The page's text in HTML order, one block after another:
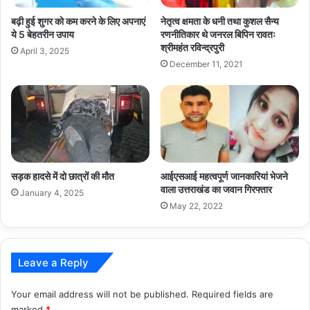
बढ़ी हुई शुगर को कम करने के लिए अपनाएं
ये 5 बेहतरीन उपाय
April 3, 2025
नेतृत्व क्षमता के धनी तथा कुशल सैन्य
रणनीतिकार थे जनरल बिपिन रावतः
श्रीमहंत रविन्द्रपुरी
December 11, 2021
सड़क हादसे में दो छात्रों की मौत
January 4, 2025
आईएसआई महत्वपूर्ण जानकारियां भेजने
वाला उत्तराखंड का जवान गिरफ्तार
May 22, 2022
Leave a Reply
Your email address will not be published. Required fields are